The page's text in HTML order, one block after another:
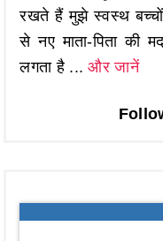
रखते हैं मुझे स्वस्थ बच्चों
से नए माता-पिता की
लगता है ...और जानें